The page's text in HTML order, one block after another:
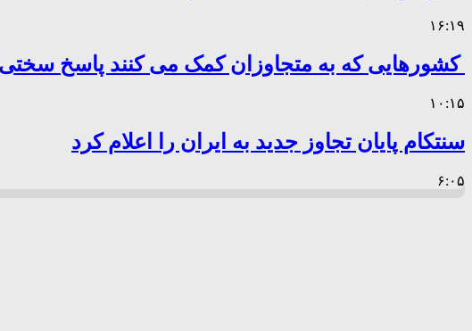
۱۶:۱۹
کشورهایی که به متجاوزان کمک می کنند پاسخ
۱۰:۱۵
سنتکام پایان تجاوز جدید به ایران را اعلام کرد
۶:۰۵